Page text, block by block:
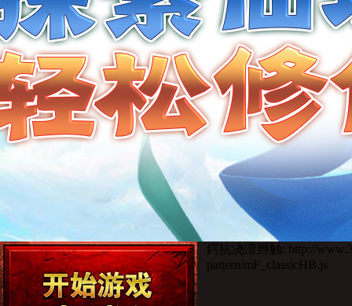
鍔犺浇澶辫触: http://
pattern/mF_classicHB.js